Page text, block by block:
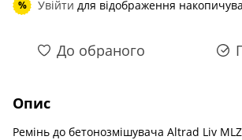
% Увійти для відображення
До обраного
Опис
Ремінь до бетонозмішувача Altrad Liv